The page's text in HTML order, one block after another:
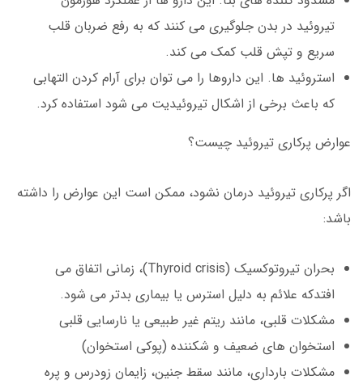
تیروئید در بدن جلوگیری می کنند که به رفع ضربان قلب
سریع و تپش قلب کمک می کند.
استروئید ها. این داروها را می توان برای آرام کردن التهابی
که باعث برخی از اشکال تیروئیدیت می شود استفاده کرد.
عوارض پرکاری تیروئید چیست؟
اگر پرکاری تیروئید درمان نشود، ممکن است این عوارض را داشته
باشد:
بحران تیروتوکسیک (Thyroid crisis)، زمانی اتفاق می
افتدکه علائم به دلیل استرس یا بیماری بدتر می شود.
مشکلات قلبی، مانند ریتم غیر طبیعی یا نارسایی قلبی
استخوان های ضعیف و شکننده (پوکی استخوان)
مشکلات بارداری، مانند سقط جنین، زایمان زودرس و پره